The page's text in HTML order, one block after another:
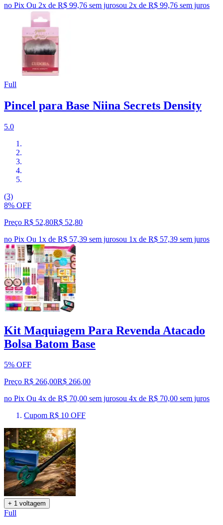
no Pix Ou 2x de R$ 99,76 sem jurosou 2x de R$ 99,76 sem juros
Full
Pincel para Base Niina Secrets Density
5.0
(3)
8% OFF
Preço R$ 52,80R$ 52,80
no Pix Ou 1x de R$ 57,39 sem jurosou 1x de R$ 57,39 sem juros
Kit Maquiagem Para Revenda Atacado
Bolsa Batom Base
5% OFF
Preço R$ 266,00R$ 266,00
no Pix Ou 4x de R$ 70,00 sem jurosou 4x de R$ 70,00 sem juros
Cupom R$ 10 OFF
+ 1 voltagem
Full